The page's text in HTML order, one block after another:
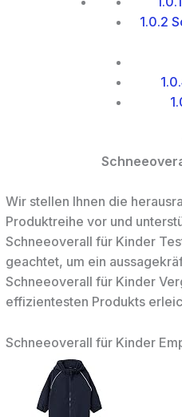
1.0.2
Wir stellen Ihnen die
Produktreihe vor und
Schneeoverall für Kinder
geachtet, um ein
Schneeoverall für Kinder
effizientesten Produkts
Schneeoverall für Kinder